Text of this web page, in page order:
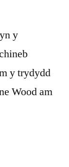
y
y trydydd
Wood am